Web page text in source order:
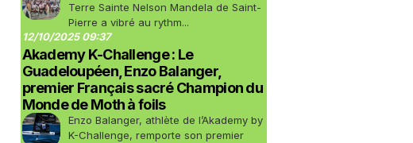
Terre Sainte Nelson Mandela de Saint-
Pierre a vibré au rythm...
12/10/2025 09:37
Akademy K-Challenge : Le
Guadeloupéen, Enzo Balanger,
premier Français sacré Champion du
Monde de Moth à foils
Enzo Balanger, athlète de l’Akademy by
K-Challenge, remporte son premier